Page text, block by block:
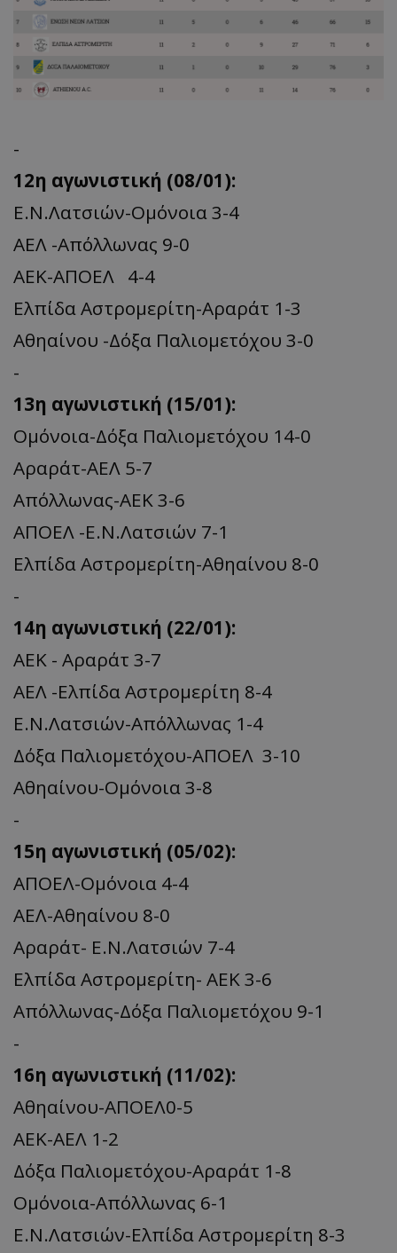
-
12η αγωνιστική (08/01):
Ε.Ν.Λατσιών-Ομόνοια 3-4
ΑΕΛ -Απόλλωνας 9-0
ΑΕΚ-ΑΠΟΕΛ 4-4
Ελπίδα Αστρομερίτη-Αραράτ 1-3
Αθηαίνου -Δόξα Παλιομετόχου 3-0
-
13η αγωνιστική (15/01):
Ομόνοια-Δόξα Παλιομετόχου 14-0
Αραράτ-ΑΕΛ 5-7
Απόλλωνας-ΑΕΚ 3-6
ΑΠΟΕΛ -Ε.Ν.Λατσιών 7-1
Ελπίδα Αστρομερίτη-Αθηαίνου 8-0
-
14η αγωνιστική (22/01):
ΑΕΚ - Αραράτ 3-7
ΑΕΛ -Ελπίδα Αστρομερίτη 8-4
Ε.Ν.Λατσιών-Απόλλωνας 1-4
Δόξα Παλιομετόχου-ΑΠΟΕΛ 3-10
Αθηαίνου-Ομόνοια 3-8
-
15η αγωνιστική (05/02):
ΑΠΟΕΛ-Ομόνοια 4-4
ΑΕΛ-Αθηαίνου 8-0
Αραράτ- Ε.Ν.Λατσιών 7-4
Ελπίδα Αστρομερίτη- ΑΕΚ 3-6
Απόλλωνας-Δόξα Παλιομετόχου 9-1
-
16η αγωνιστική (11/02):
Αθηαίνου-ΑΠΟΕΛ0-5
ΑΕΚ-ΑΕΛ 1-2
Δόξα Παλιομετόχου-Αραράτ 1-8
Ομόνοια-Απόλλωνας 6-1
Ε.Ν.Λατσιών-Ελπίδα Αστρομερίτη 8-3